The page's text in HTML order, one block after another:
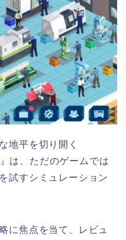
地平を切り開く
は、ただのゲームでは
試すシミュレーション
に焦点を当て、レビュ